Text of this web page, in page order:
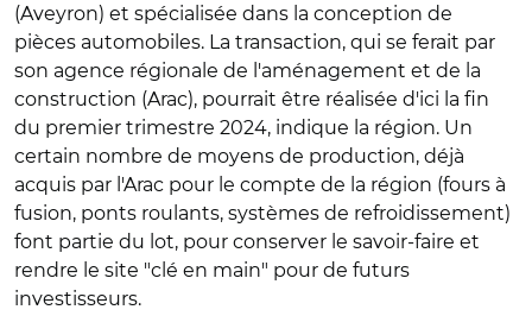
(Aveyron) et spécialisée dans la conception de
pièces automobiles. La transaction, qui se ferait par
son agence régionale de l'aménagement et de la
construction (Arac), pourrait être réalisée d'ici la fin
du premier trimestre 2024, indique la région. Un
certain nombre de moyens de production, déjà
acquis par l'Arac pour le compte de la région (fours à
fusion, ponts roulants, systèmes de refroidissement)
font partie du lot, pour conserver le savoir-faire et
rendre le site "clé en main" pour de futurs
investisseurs.